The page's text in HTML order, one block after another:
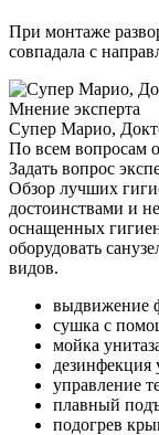
При монтаже
совпадала с
Мнение эксперта
Супер Марио,
По всем вопросам
Задать вопрос
Обзор лучших
достоинствами и
оснащенных
оборудовать
видов.
выдвижение
сушка с
мойка
дезинфекция
управление
плавный
подогрев